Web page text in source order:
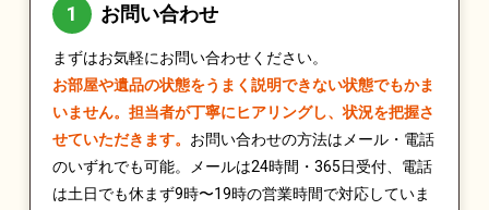
お問い合わせ
まずはお気軽にお問い合わせください。
お部屋や遺品の状態をうまく説明できない状態でもかま
いません。担当者が丁寧にヒアリングし、状況を把握さ
せていただきます。 お問い合わせの方法はメール・電話
のいずれでも可能。メールは24時間・365日受付、電話
は土日でも休まず9時〜19時の営業時間で対応していま